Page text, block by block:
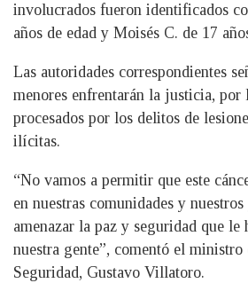
involucrados fueron identificados
años de edad y Moisés C. de 17
Las autoridades correspondientes
menores enfrentarán la justicia, por
procesados por los delitos de
ilícitas.
“No vamos a permitir que este
en nuestras comunidades y
amenazar la paz y seguridad que le
nuestra gente”, comentó el ministro
Seguridad, Gustavo Villatoro.